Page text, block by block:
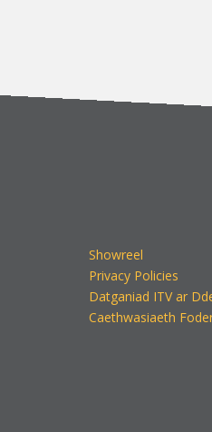
Showreel
Privacy Policies
Datganiad ITV ar
Caethwasiaeth